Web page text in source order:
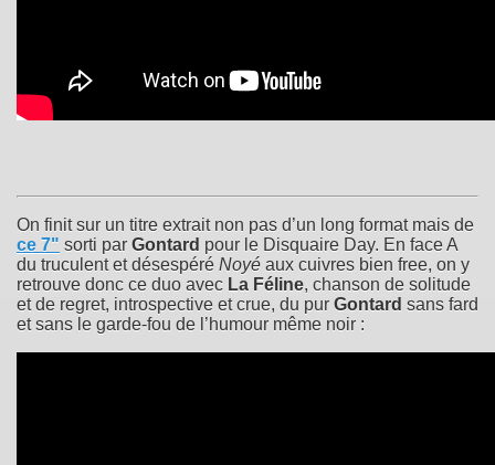
On finit sur un titre extrait non pas d’un long format mais de
ce 7" sorti par Gontard pour le Disquaire Day. En face A
du truculent et désespéré Noyé aux cuivres bien free, on y
retrouve donc ce duo avec La Féline, chanson de solitude
et de regret, introspective et crue, du pur Gontard sans fard
et sans le garde-fou de l’humour même noir :